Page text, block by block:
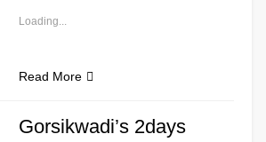
Loading...
Read More
Gorsikwadi’s 2days